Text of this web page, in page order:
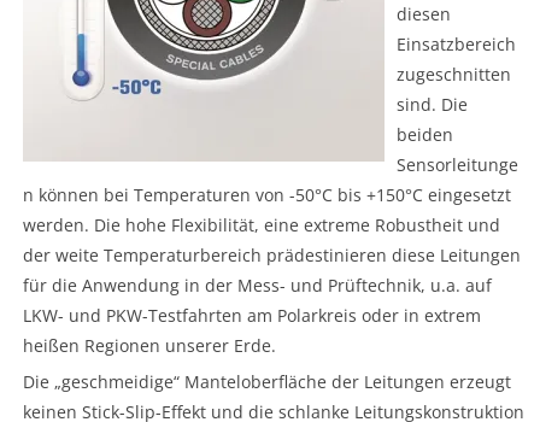
diesen
Einsatzbereich
zugeschnitten
sind. Die
beiden
Sensorleitunge
n können bei Temperaturen von -50°C bis +150°C eingesetzt
werden. Die hohe Flexibilität, eine extreme Robustheit und
der weite Temperaturbereich prädestinieren diese Leitungen
für die Anwendung in der Mess- und Prüftechnik, u.a. auf
LKW- und PKW-Testfahrten am Polarkreis oder in extrem
heißen Regionen unserer Erde.
Die „geschmeidige“ Manteloberfläche der Leitungen erzeugt
keinen Stick-Slip-Effekt und die schlanke Leitungskonstruktion